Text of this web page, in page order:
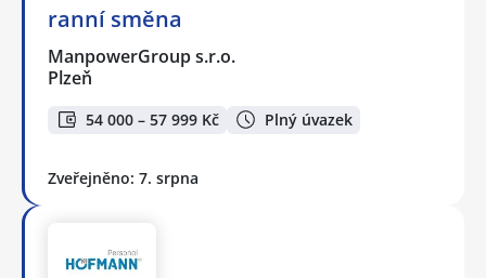
ranní směna
ManpowerGroup s.r.o.
Plzeň
54 000 – 57 999 Kč Plný úvazek
Zveřejněno: 7. srpna